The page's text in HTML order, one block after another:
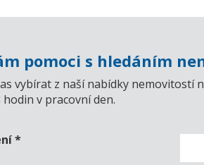
pomoci s hledáním
vybírat z naší nabídky nemovitostí
v pracovní den.
*